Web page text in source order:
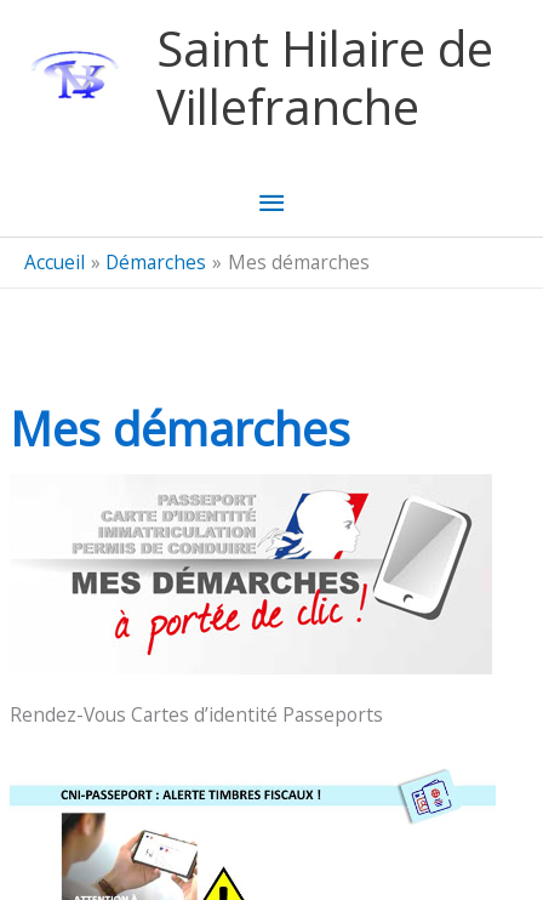
Saint Hilaire de
Villefranche
Menu
principal
Accueil Démarches Mes démarches
Mes démarches
Rendez-Vous Cartes d’identité Passeports